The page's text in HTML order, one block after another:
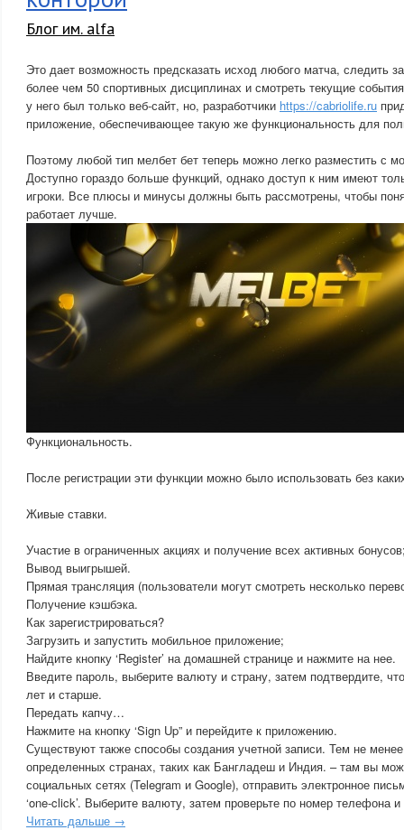
Блог им. alfa
Это дает возможность предсказать исход любого матча, следить
более чем 50 спортивных дисциплинах и смотреть текущие
у него был только веб-сайт, но, разработчики https://cabriolife.ru
приложение, обеспечивающее такую же функциональность для
Поэтому любой тип мелбет бет теперь можно легко разместить с
Доступно гораздо больше функций, однако доступ к ним имеют
игроки. Все плюсы и минусы должны быть рассмотрены, чтобы
работает лучше.
Функциональность.
После регистрации эти функции можно было использовать без
Живые ставки.
Участие в ограниченных акциях и получение всех активных
Вывод выигрышей.
Прямая трансляция (пользователи могут смотреть несколько
Получение кэшбэка.
Как зарегистрироваться?
Загрузить и запустить мобильное приложение;
Найдите кнопку ‘Register’ на домашней странице и нажмите на нее.
Введите пароль, выберите валюту и страну, затем подтвердите,
лет и старше.
Передать капчу…
Нажмите на кнопку ‘Sign Up” и перейдите к приложению.
Существуют также способы создания учетной записи. Тем не
определенных странах, таких как Бангладеш и Индия. – там вы
социальных сетях (Telegram и Google), отправить электронное
‘one-click’. Выберите валюту, затем проверьте по номер телефона и
Читать дальше →